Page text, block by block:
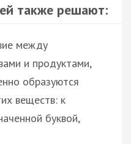
также решают:
между
и продуктами,
образуются
веществ: к
буквой,